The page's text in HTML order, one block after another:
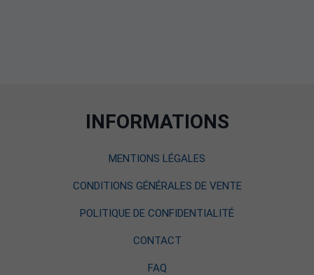
INFORMATIONS
MENTIONS LÉGALES
CONDITIONS GÉNÉRALES DE VENTE
POLITIQUE DE CONFIDENTIALITÉ
CONTACT
FAQ